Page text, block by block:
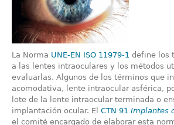
La Norma UNE-EN ISO 11979-1 define los
a las lentes intraoculares y los métodos
evaluarlas. Algunos de los términos que
acomodativa, lente intraocular asférica,
lote de la lente intraocular terminada o
implantación ocular. El CTN 91 Implantes
el comité encargado de elaborar esta